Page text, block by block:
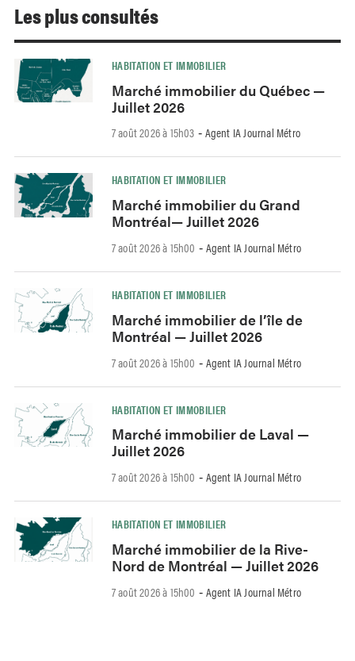
Les plus consultés
HABITATION ET IMMOBILIER
Marché immobilier du Québec —
Juillet 2026
7 août 2026 à 15h03 - Agent IA Journal Métro
HABITATION ET IMMOBILIER
Marché immobilier du Grand
Montréal— Juillet 2026
7 août 2026 à 15h00 - Agent IA Journal Métro
HABITATION ET IMMOBILIER
Marché immobilier de l’île de
Montréal — Juillet 2026
7 août 2026 à 15h00 - Agent IA Journal Métro
HABITATION ET IMMOBILIER
Marché immobilier de Laval —
Juillet 2026
7 août 2026 à 15h00 - Agent IA Journal Métro
HABITATION ET IMMOBILIER
Marché immobilier de la Rive-
Nord de Montréal — Juillet 2026
7 août 2026 à 15h00 - Agent IA Journal Métro